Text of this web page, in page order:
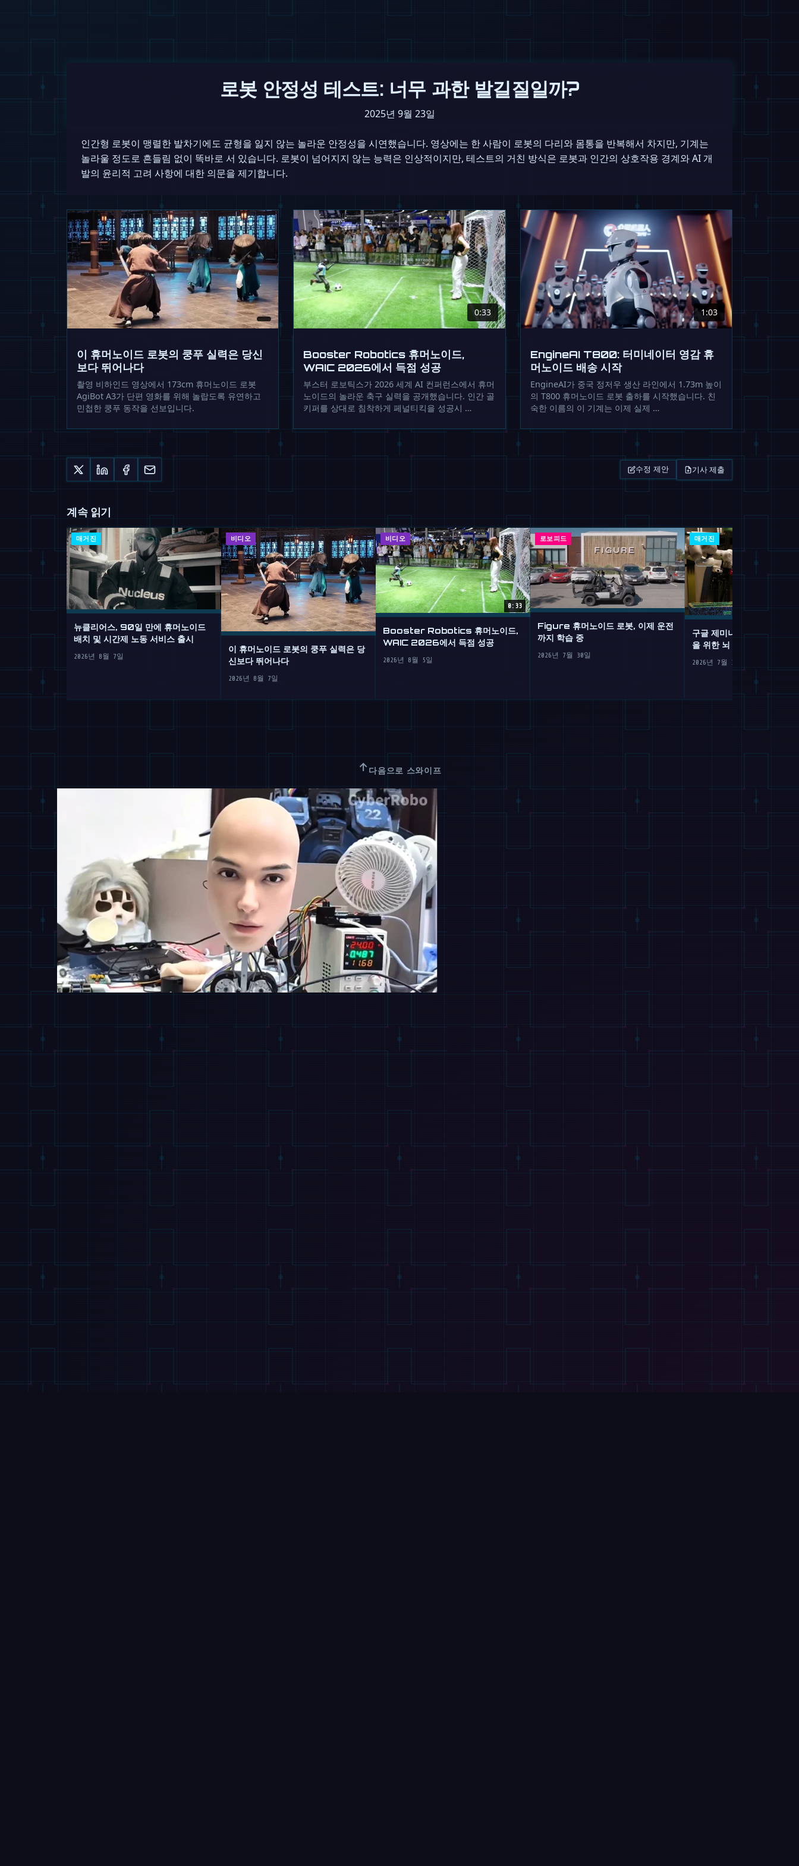
로봇 안정성 테스트: 너무 과한 발길질일까?
2025년 9월 23일
인간형 로봇이 맹렬한 발차기에도 균형을 잃지 않는 놀라운 안정성을 시연했습니다. 영상에는 한 사람이 로봇의 다리와 몸통을 반복해서 차지만, 기계는
놀라울 정도로 흔들림 없이 똑바로 서 있습니다. 로봇이 넘어지지 않는 능력은 인상적이지만, 테스트의 거친 방식은 로봇과 인간의 상호작용 경계와 AI 개
발의 윤리적 고려 사항에 대한 의문을 제기합니다.
이 휴머노이드 로봇의 쿵푸 실력은 당신
보다 뛰어나다
촬영 비하인드 영상에서 173cm 휴머노이드 로봇
AgiBot A3가 단편 영화를 위해 놀랍도록 유연하고
민첩한 쿵푸 동작을 선보입니다.
0:33
Booster Robotics 휴머노이드,
WAIC 2026에서 득점 성공
부스터 로보틱스가 2026 세계 AI 컨퍼런스에서 휴머
노이드의 놀라운 축구 실력을 공개했습니다. 인간 골
키퍼를 상대로 침착하게 페널티킥을 성공시 …
1:03
EngineAI T800: 터미네이터 영감 휴
머노이드 배송 시작
EngineAI가 중국 정저우 생산 라인에서 1.73m 높이
의 T800 휴머노이드 로봇 출하를 시작했습니다. 친
숙한 이름의 이 기계는 이제 실제 …
수정 제안 기사 제출
계속 읽기
매거진
뉴클리어스, 90일 만에 휴머노이드
배치 및 시간제 노동 서비스 출시
2026년 8월 7일
비디오
이 휴머노이드 로봇의 쿵푸 실력은 당
신보다 뛰어나다
2026년 8월 7일
비디오
0:33
Booster Robotics 휴머노이드,
WAIC 2026에서 득점 성공
2026년 8월 5일
로보피드
Figure 휴머노이드 로봇, 이제 운전
까지 학습 중
2026년 7월 30일
매거진
구글 제미나이 로보틱스 2:
을 위한 뇌 이식
2026년 7월 30일
↑다음으로 스와이프